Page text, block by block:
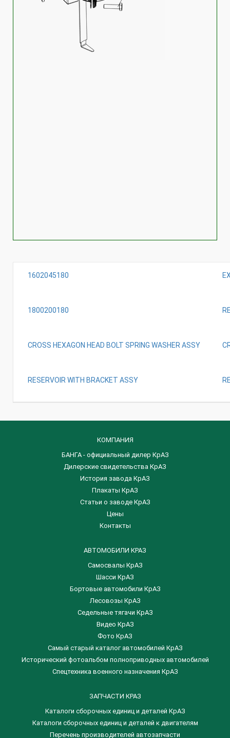
1602045180
1800200180
CROSS HEXAGON HEAD BOLT SPRING WASHER ASSY
RESERVOIR WITH BRACKET ASSY
КОМПАНИЯ
БАНГА - официальный дилер КрАЗ
Дилерские свидетельства КрАЗ
История завода КрАЗ
Плакаты КрАЗ
Статьи о заводе КрАЗ
Цены
Контакты
АВТОМОБИЛИ КРАЗ
Самосвалы КрАЗ
Шасси КрАЗ
Бортовые автомобили КрАЗ
Лесовозы КрАЗ
Седельные тягачи КрАЗ
Видео КрАЗ
Фото КрАЗ
Самый старый каталог автомобилей КрАЗ
Исторический фотоальбом полноприводных автомобилей
Спецтехника военного назначения КрАЗ
ЗАПЧАСТИ КРАЗ
Каталоги сборочных единиц и деталей КрАЗ
​Каталоги сборочных единиц и деталей к двигателям
Перечень производителей автозапчасти